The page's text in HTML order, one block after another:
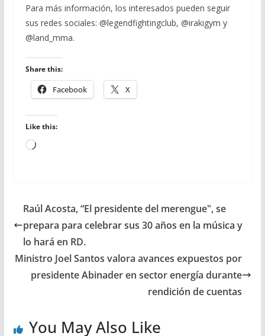
Para más información, los interesados pueden seguir
sus redes sociales: @legendfightingclub, @irakigym y
@land_mma.
Share this:
Facebook X
Like this:
Loading…
Raúl Acosta, “El presidente del merengue", se
prepara para celebrar sus 30 años en la música y
lo hará en RD.
Ministro Joel Santos valora avances expuestos por
presidente Abinader en sector energía durante
rendición de cuentas
You May Also Like